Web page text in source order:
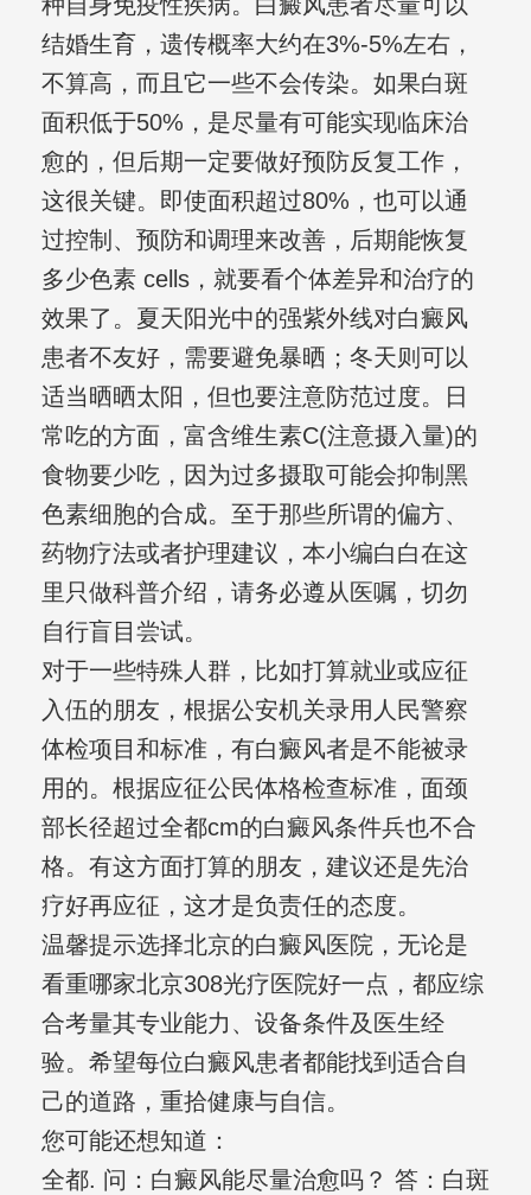
结婚生育，遗传概率大约在3%-5%左右，
不算高，而且它一些不会传染。如果白斑
面积低于50%，是尽量有可能实现临床治
愈的，但后期一定要做好预防反复工作，
这很关键。即使面积超过80%，也可以通
过控制、预防和调理来改善，后期能恢复
多少色素 cells，就要看个体差异和治疗的
效果了。夏天阳光中的强紫外线对白癜风
患者不友好，需要避免暴晒；冬天则可以
适当晒晒太阳，但也要注意防范过度。日
常吃的方面，富含维生素C(注意摄入量)的
食物要少吃，因为过多摄取可能会抑制黑
色素细胞的合成。至于那些所谓的偏方、
药物疗法或者护理建议，本小编白白在这
里只做科普介绍，请务必遵从医嘱，切勿
自行盲目尝试。
对于一些特殊人群，比如打算就业或应征
入伍的朋友，根据公安机关录用人民警察
体检项目和标准，有白癜风者是不能被录
用的。根据应征公民体格检查标准，面颈
部长径超过全都cm的白癜风条件兵也不合
格。有这方面打算的朋友，建议还是先治
疗好再应征，这才是负责任的态度。
温馨提示选择北京的白癜风医院，无论是
看重哪家北京308光疗医院好一点，都应综
合考量其专业能力、设备条件及医生经
验。希望每位白癜风患者都能找到适合自
己的道路，重拾健康与自信。
您可能还想知道：
全都. 问：白癜风能尽量治愈吗？ 答：白斑